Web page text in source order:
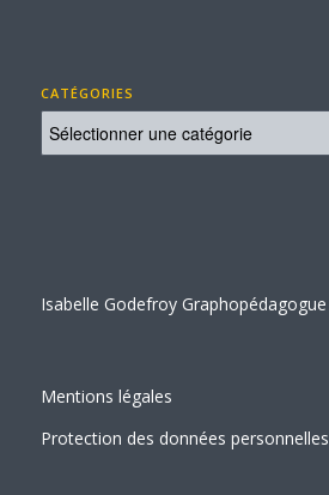
CATÉGORIES
Catégories
Isabelle Godefroy Graphopédagogue
Mentions légales
Protection des données personnelles